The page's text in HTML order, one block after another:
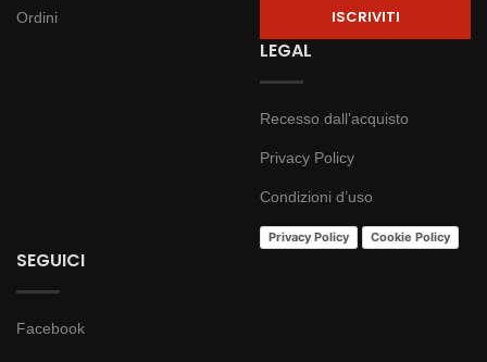
Ordini
LEGAL
Recesso dall’acquisto
Privacy Policy
Condizioni d’uso
Privacy Policy Cookie Policy
SEGUICI
Facebook